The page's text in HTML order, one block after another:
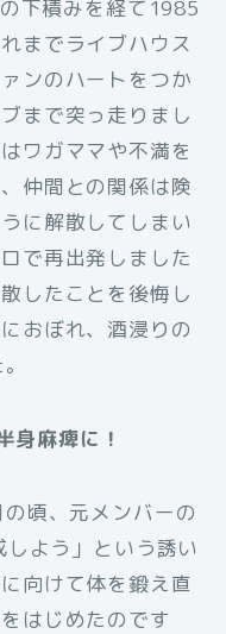
下積みを経て1985
までライブハウス
ンのハートをつか
まで突っ走りまし
ワガママや不満を
仲間との関係は険
に解散してしまい
で再出発しました
したことを後悔し
おぼれ、酒浸りの
身麻痺に！
頃、元メンバーの
しよう」という誘い
向けて体を鍛え直
はじめたのです